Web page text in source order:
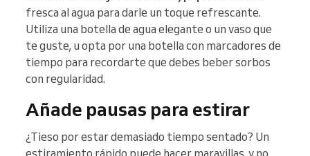
fresca al agua para darle un toque refrescante.
Utiliza una botella de agua elegante o un vaso que
te guste, u opta por una botella con marcadores de
tiempo para recordarte que debes beber sorbos
con regularidad.
Añade pausas para estirar
¿Tieso por estar demasiado tiempo sentado? Un